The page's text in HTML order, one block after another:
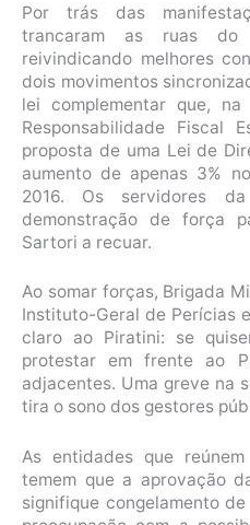
Por trás das
trancaram as ruas do
reivindicando melhores
dois movimentos
lei complementar que,
Responsabilidade Fiscal
proposta de uma Lei de
aumento de apenas 3%
2016. Os servidores
demonstração de força
Sartori a recuar.
Ao somar forças, Brigada
Instituto-Geral de Perícias
claro ao Piratini: se
protestar em frente ao
adjacentes. Uma greve na
tira o sono dos gestores
As entidades que
temem que a aprovação
signifique congelamento